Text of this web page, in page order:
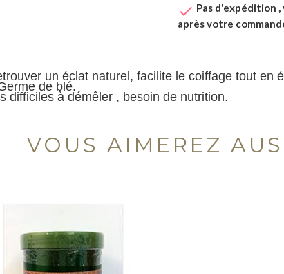
 Pas d'expédition
après votre
un éclat naturel, facilite le coiffage tout en
de blé.
difficiles à démêler , besoin de nutrition.
VOUS AIMEREZ